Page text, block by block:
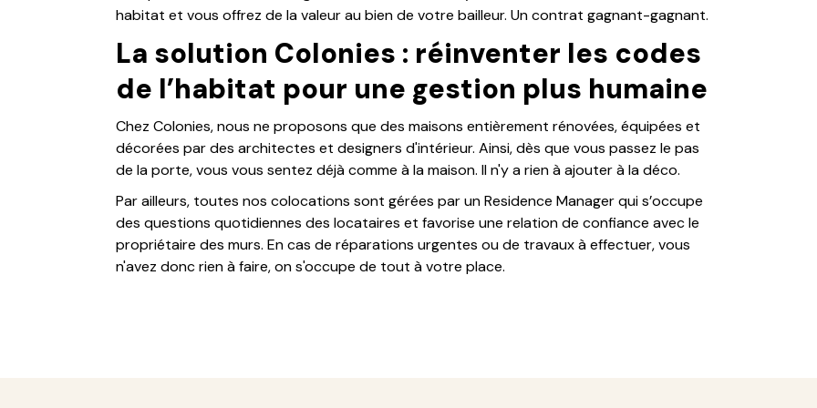
habitat et vous offrez de la valeur au bien de votre bailleur. Un contrat gagnant-gagnant.
La solution Colonies : réinventer les codes
de l’habitat pour une gestion plus humaine
Chez Colonies, nous ne proposons que des maisons entièrement rénovées, équipées et
décorées par des architectes et designers d'intérieur. Ainsi, dès que vous passez le pas
de la porte, vous vous sentez déjà comme à la maison. Il n'y a rien à ajouter à la déco.
Par ailleurs, toutes nos colocations sont gérées par un Residence Manager qui s’occupe
des questions quotidiennes des locataires et favorise une relation de confiance avec le
propriétaire des murs. En cas de réparations urgentes ou de travaux à effectuer, vous
n'avez donc rien à faire, on s'occupe de tout à votre place.